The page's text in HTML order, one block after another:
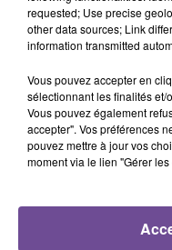
PRÈS DE
requested; Use precise
other data sources; Link
information transmitted
Vous pouvez accepter en
sélectionnant les finalités et/
Vous pouvez également
accepter". Vos préférences
pouvez mettre à jour vos
moment via le lien "Gérer